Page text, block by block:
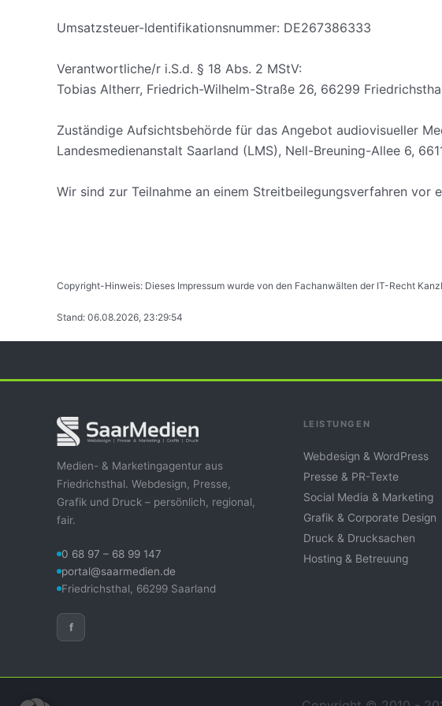
Umsatzsteuer-Identifikationsnummer: DE267386333
Verantwortliche/r i.S.d. § 18 Abs. 2 MStV:
Tobias Altherr, Friedrich-Wilhelm-Straße 26, 66299
Zuständige Aufsichtsbehörde für das Angebot audiovisueller
Landesmedienanstalt Saarland (LMS), Nell-Breuning-Allee 6,
Wir sind zur Teilnahme an einem Streitbeilegungsverfahren
Copyright-Hinweis: Dieses Impressum wurde von den Fachanwälten der IT-Recht
Stand: 06.08.2026, 23:29:54
Medien- & Marketingagentur aus
Friedrichsthal. Webdesign, Presse,
Grafik und Druck – persönlich, regional,
fair.
0 68 97 – 68 99 147
portal@saarmedien.de
Friedrichsthal, 66299 Saarland
f
LEISTUNGEN
Webdesign & WordPress
Presse & PR-Texte
Social Media & Marketing
Grafik & Corporate Design
Druck & Drucksachen
Hosting & Betreuung